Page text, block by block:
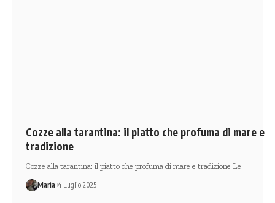
Cozze alla tarantina: il piatto che profuma di mare e
tradizione
Cozze alla tarantina: il piatto che profuma di mare e tradizione Le…
Maria 4 Luglio 2025